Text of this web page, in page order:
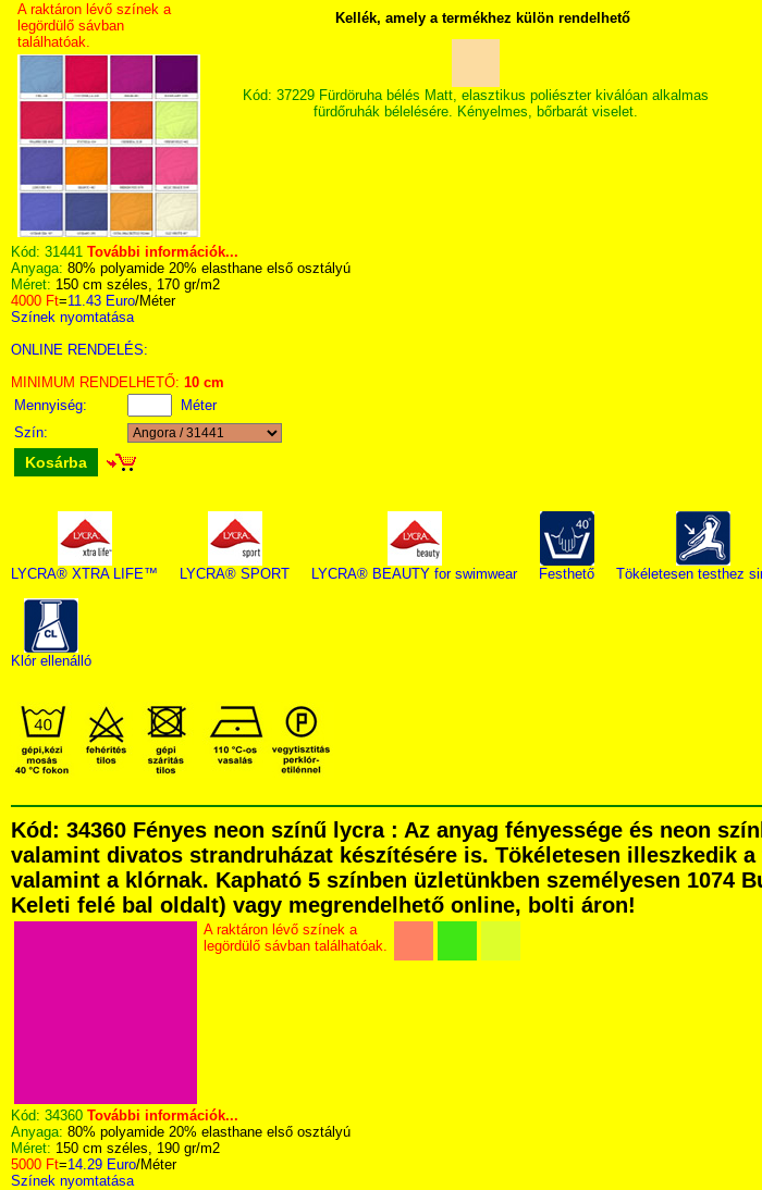
A raktáron lévő színek a
legördülő sávban
találhatóak.
Kellék, amely a termékhez külön rendelhető
Kód: 37229 Fürdöruha bélés Matt, elasztikus poliészter kiválóan alkalmas
fürdőruhák bélelésére. Kényelmes, bőrbarát viselet.
Kód: 31441 További információk...
Anyaga: 80% polyamide 20% elasthane első osztályú
Méret: 150 cm széles, 170 gr/m2
4000 Ft=11.43 Euro/Méter
Színek nyomtatása
ONLINE RENDELÉS:
MINIMUM RENDELHETŐ: 10 cm
Mennyiség:
Méter
Szín:
Kosárba
LYCRA® XTRA LIFE™ LYCRA® SPORT LYCRA® BEAUTY for swimwear Festhető Tökéletesen testhez
Klór ellenálló
Kód: 34360 Fényes neon színű lycra : Az anyag fényessége és neon
valamint divatos strandruházat készítésére is. Tökéletesen illeszkedik
valamint a klórnak. Kapható 5 színben üzletünkben személyesen 1074
Keleti felé bal oldalt) vagy megrendelhető online, bolti áron!
A raktáron lévő színek a
legördülő sávban találhatóak.
Kód: 34360 További információk...
Anyaga: 80% polyamide 20% elasthane első osztályú
Méret: 150 cm széles, 190 gr/m2
5000 Ft=14.29 Euro/Méter
Színek nyomtatása